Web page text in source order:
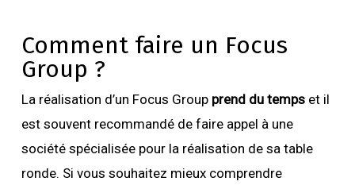
Comment faire un Focus
Group ?
La réalisation d’un Focus Groupprend du tempset il
est souvent recommandé de faire appel à une
société spécialisée pour la réalisation de sa table
ronde. Si vous souhaitez mieux comprendre